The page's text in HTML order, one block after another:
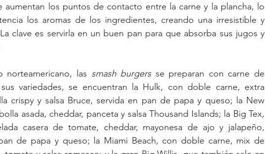
aumentan los puntos de contacto entre la carne y la plancha, lo
los aromas de los ingredientes, creando una irresistible y
clave es servirla en un buen pan para que absorba sus jugos y
las smash burgers se preparan con carne de
variedades, se encuentran la Hulk, con doble carne, extra
crispy y salsa Bruce, servida en pan de papa y queso; la New
asada, cheddar, panceta y salsa Thousand Islands; la Big Tex,
casera de tomate, cheddar, mayonesa de ajo y jalapeño,
de papa y queso; la Miami Beach, con doble carne, mix de